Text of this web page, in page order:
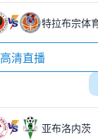
特拉布宗体
高清直播
亚布洛内茨